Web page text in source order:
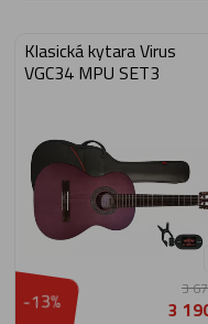
Klasická kytara Virus
VGC34 MPU SET3
-13% 3
3